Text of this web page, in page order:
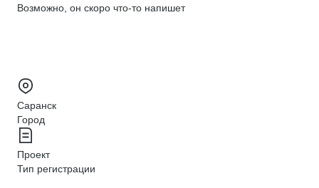
Возможно, он скоро что‑то напишет
Саранск
Город
Проект
Тип регистрации